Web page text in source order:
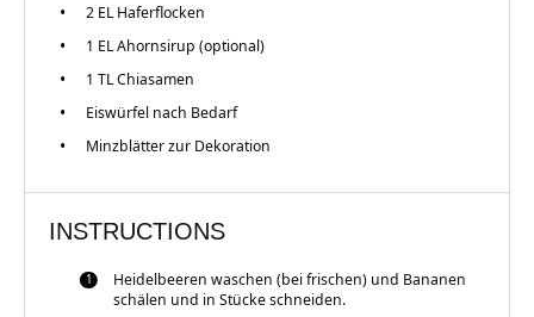
2 EL Haferflocken
1 EL Ahornsirup (optional)
1 TL Chiasamen
Eiswürfel nach Bedarf
Minzblätter zur Dekoration
INSTRUCTIONS
Heidelbeeren waschen (bei frischen) und Bananen
schälen und in Stücke schneiden.